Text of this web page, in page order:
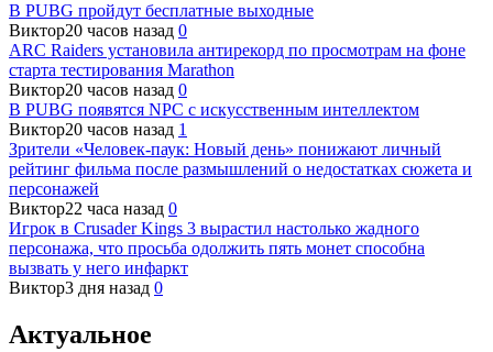
В PUBG пройдут бесплатные выходные
Виктор20 часов назад 0
ARC Raiders установила антирекорд по просмотрам на фоне
старта тестирования Marathon
Виктор20 часов назад 0
В PUBG появятся NPC с искусственным интеллектом
Виктор20 часов назад 1
Зрители «Человек-паук: Новый день» понижают личный
рейтинг фильма после размышлений о недостатках сюжета и
персонажей
Виктор22 часа назад 0
Игрок в Crusader Kings 3 вырастил настолько жадного
персонажа, что просьба одолжить пять монет способна
вызвать у него инфаркт
Виктор3 дня назад 0
Актуальное